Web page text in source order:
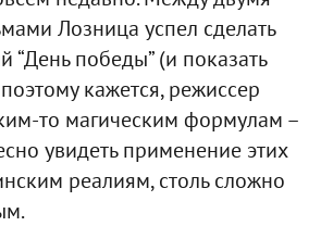
Лозница успел сделать
“День победы” (и показать
кажется, режиссер
то магическим формулам –
увидеть применение этих
реалиям, столь сложно